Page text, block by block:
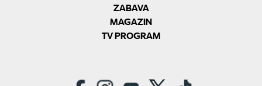
ZABAVA
MAGAZIN
TV PROGRAM